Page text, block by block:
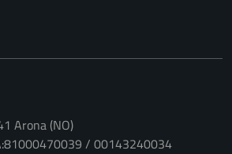
Arona (NO)
/ 00143240034